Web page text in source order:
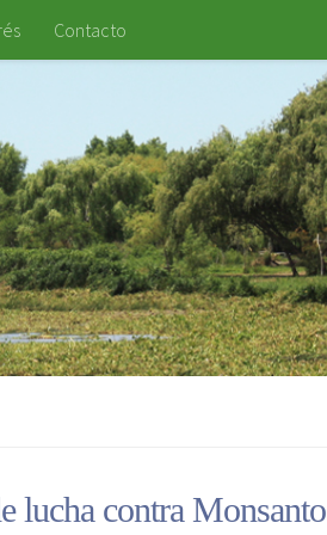
Contacto
lucha contra Monsanto